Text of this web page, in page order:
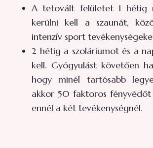
A tetovált felületet 1 hétig
kerülni kell a szaunát,
intenzív sport
2 hétig a szoláriumot és a
kell. Gyógyulást követően
hogy minél tartósabb
akkor 50 faktoros fényvédőt
ennél a két tevékenységnél.